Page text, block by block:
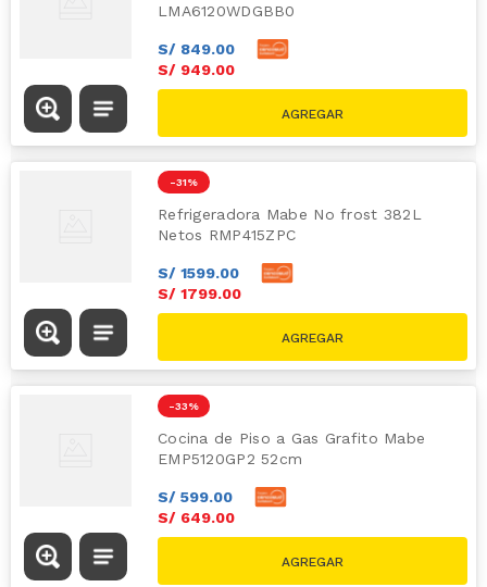
LMA6120WDGBB0
S/ 849.00
S/ 949.00
S/1589.00
-31 %
Refrigeradora Mabe No frost 382L
Netos RMP415ZPC
S/ 1599.00
S/ 1799.00
S/2619.00
-33 %
Cocina de Piso a Gas Grafito Mabe
EMP5120GP2 52cm
S/ 599.00
S/ 649.00
S/969.00